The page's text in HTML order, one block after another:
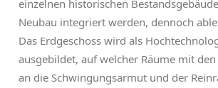
einzelnen historischen
Neubau integriert werden, dennoch
Das Erdgeschoss wird als
ausgebildet, auf welcher Räume mit
an die Schwingungsarmut und der